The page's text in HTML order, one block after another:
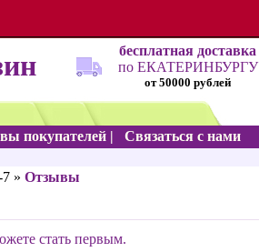
бесплатная доставка
по ЕКАТЕРИНБУРГУ
от 50000 рублей
покупателей |
Связаться с нами
» Отзывы
стать первым.